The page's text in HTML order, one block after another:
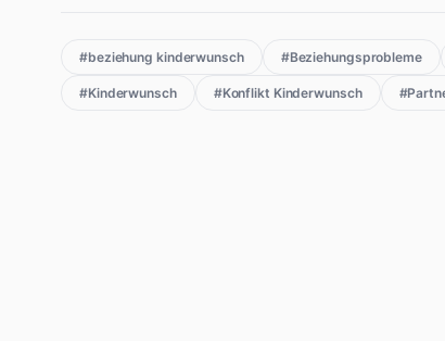
#beziehung kinderwunsch #Beziehungsprobleme
#Kinderwunsch #Konflikt Kinderwunsch